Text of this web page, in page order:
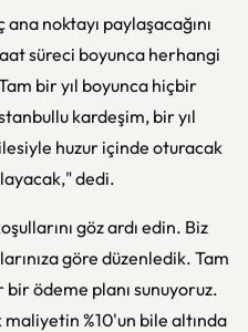
noktayı paylaşacağını
süreci boyunca herhangi
bir yıl boyunca hiçbir
kardeşim, bir yıl
huzur içinde oturacak
dedi.
göz ardı edin. Biz
göre düzenledik. Tam
bir ödeme planı sunuyoruz.
maliyetin %10'un bile altında